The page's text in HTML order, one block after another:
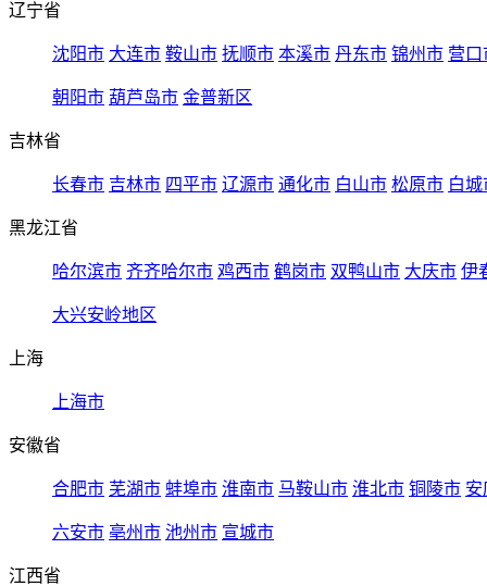
辽宁省
沈阳市 大连市 鞍山市 抚顺市 本溪市 丹东市 锦州市 营口
朝阳市 葫芦岛市 金普新区
吉林省
长春市 吉林市 四平市 辽源市 通化市 白山市 松原市 白城
黑龙江省
哈尔滨市 齐齐哈尔市 鸡西市 鹤岗市 双鸭山市 大庆市 伊
大兴安岭地区
上海
上海市
安徽省
合肥市 芜湖市 蚌埠市 淮南市 马鞍山市 淮北市 铜陵市 安
六安市 亳州市 池州市 宣城市
江西省